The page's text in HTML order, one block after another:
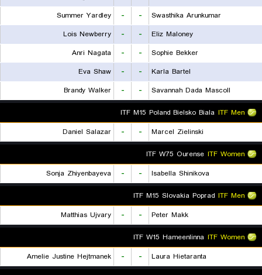
Swasthika Arunkumar
-
-
Summer Yardley
Eliz Maloney
-
-
Lois Newberry
Sophie Bekker
-
-
Anri Nagata
Karla Bartel
-
-
Eva Shaw
Savannah Dada Mascoll
-
-
Brandy Walker
ITF Men
ITF M15 Poland Bielsko Biala
Marcel Zielinski
-
-
Daniel Salazar
ITF Women
ITF W75 Ourense
Isabella Shinikova
-
-
Sonja Zhiyenbayeva
ITF Men
ITF M15 Slovakia Poprad
Peter Makk
-
-
Matthias Ujvary
ITF Women
ITF W15 Hameenlinna
Laura Hietaranta
-
-
Amelie Justine Hejtmanek